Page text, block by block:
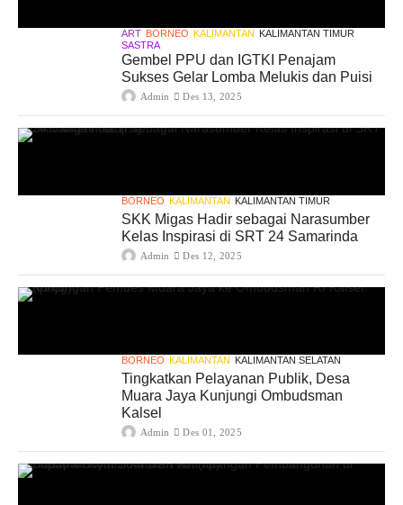
ART BORNEO KALIMANTAN KALIMANTAN TIMUR
SASTRA
Gembel PPU dan IGTKI Penajam
Sukses Gelar Lomba Melukis dan Puisi
Admin Des 13, 2025
BORNEO KALIMANTAN KALIMANTAN TIMUR
SKK Migas Hadir sebagai Narasumber
Kelas Inspirasi di SRT 24 Samarinda
Admin Des 12, 2025
BORNEO KALIMANTAN KALIMANTAN SELATAN
Tingkatkan Pelayanan Publik, Desa
Muara Jaya Kunjungi Ombudsman
Kalsel
Admin Des 01, 2025